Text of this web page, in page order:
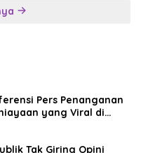
Pers Penanganan
yang Viral di
Tak Giring Opini